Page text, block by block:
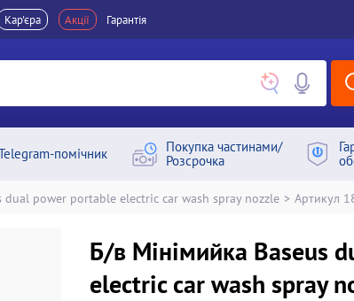
Кар'єра Акції Гарантія
помічник
Покупка частинами/
Розсрочка
dual power portable electric car wash spray nozzle > Артикул
Б/в Мінімийка Baseus
electric car wash spray